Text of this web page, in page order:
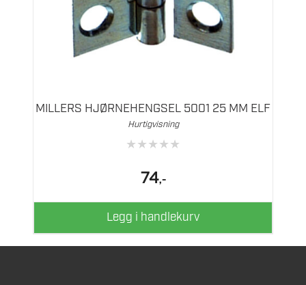
MILLERS HJØRNEHENGSEL 5001 25 MM ELF
Hurtigvisning
★★★★★
74,-
Legg i handlekurv